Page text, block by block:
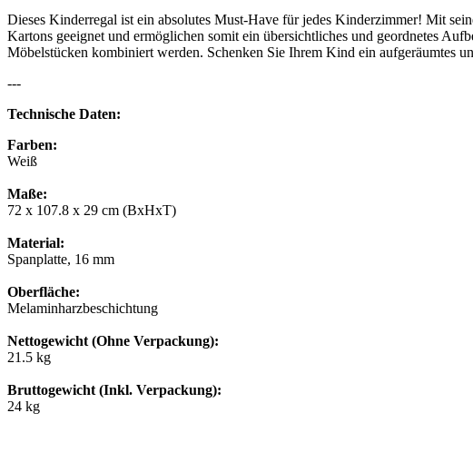
Dieses Kinderregal ist ein absolutes Must-Have für jedes Kinderzimmer! Mit
Kartons geeignet und ermöglichen somit ein übersichtliches und geordnetes
Möbelstücken kombiniert werden. Schenken Sie Ihrem Kind ein aufgeräumtes
---
Technische Daten:
Farben:
Weiß
Maße:
72 x 107.8 x 29 cm (BxHxT)
Material:
Spanplatte, 16 mm
Oberfläche:
Melaminharzbeschichtung
Nettogewicht (Ohne Verpackung):
21.5 kg
Bruttogewicht (Inkl. Verpackung):
24 kg